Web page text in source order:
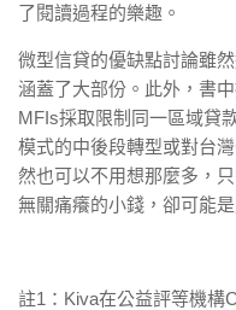
了閱讀過程的樂趣。
微型信貸的優缺點討論雖
涵蓋了大部份。此外，書
MFIs採取限制同一區域貸
模式的中後段轉型或對台
然也可以不用想那麼多，
無關痛癢的小錢，卻可能
註1：Kiva在公益評等機構